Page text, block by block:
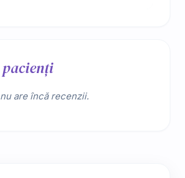
pacienți
are încă recenzii.